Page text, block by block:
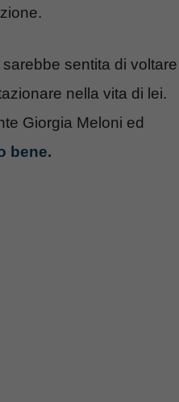
sentita di voltare
nella vita di lei.
Giorgia Meloni ed
bene.